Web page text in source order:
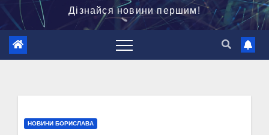
Дізнайся новини першим!
НОВИНИ БОРИСЛАВА